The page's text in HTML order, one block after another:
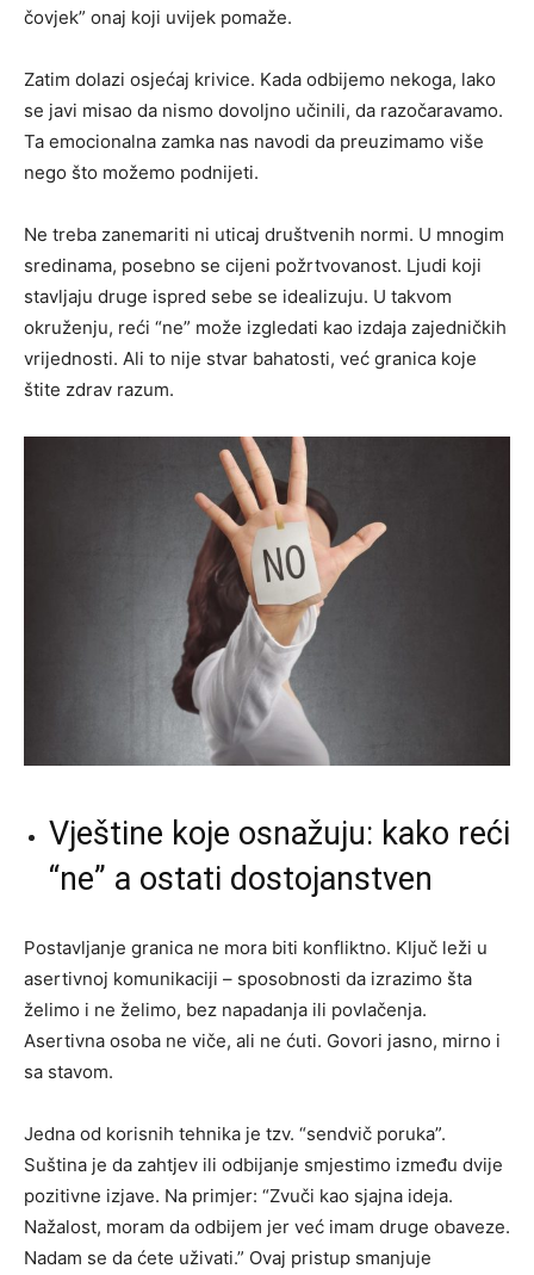
čovjek” onaj koji uvijek pomaže.
Zatim dolazi osjećaj krivice. Kada odbijemo nekoga, lako
se javi misao da nismo dovoljno učinili, da razočaravamo.
Ta emocionalna zamka nas navodi da preuzimamo više
nego što možemo podnijeti.
Ne treba zanemariti ni uticaj društvenih normi. U mnogim
sredinama, posebno se cijeni požrtvovanost. Ljudi koji
stavljaju druge ispred sebe se idealizuju. U takvom
okruženju, reći “ne” može izgledati kao izdaja zajedničkih
vrijednosti. Ali to nije stvar bahatosti, već granica koje
štite zdrav razum.
Vještine koje osnažuju: kako reći
“ne” a ostati dostojanstven
Postavljanje granica ne mora biti konfliktno. Ključ leži u
asertivnoj komunikaciji – sposobnosti da izrazimo šta
želimo i ne želimo, bez napadanja ili povlačenja.
Asertivna osoba ne viče, ali ne ćuti. Govori jasno, mirno i
sa stavom.
Jedna od korisnih tehnika je tzv. “sendvič poruka”.
Suština je da zahtjev ili odbijanje smjestimo između dvije
pozitivne izjave. Na primjer: “Zvuči kao sjajna ideja.
Nažalost, moram da odbijem jer već imam druge obaveze.
Nadam se da ćete uživati.” Ovaj pristup smanjuje